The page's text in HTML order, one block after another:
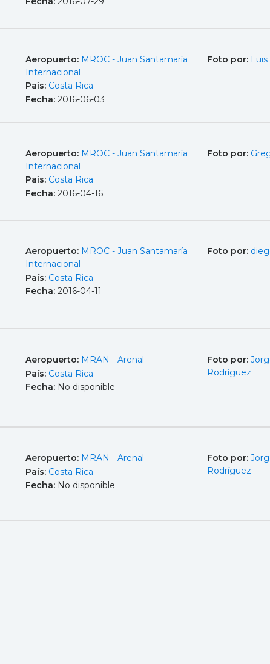
Aeropuerto: MROC - Juan Santamaría
Internacional
País: Costa Rica
Fecha: 2016-06-03
Foto por:
Aeropuerto: MROC - Juan Santamaría
Internacional
País: Costa Rica
Fecha: 2016-04-16
Foto por:
Aeropuerto: MROC - Juan Santamaría
Internacional
País: Costa Rica
Fecha: 2016-04-11
Foto por:
Aeropuerto: MRAN - Arenal
País: Costa Rica
Fecha: No disponible
Foto por:
Rodríguez
Aeropuerto: MRAN - Arenal
País: Costa Rica
Fecha: No disponible
Foto por:
Rodríguez